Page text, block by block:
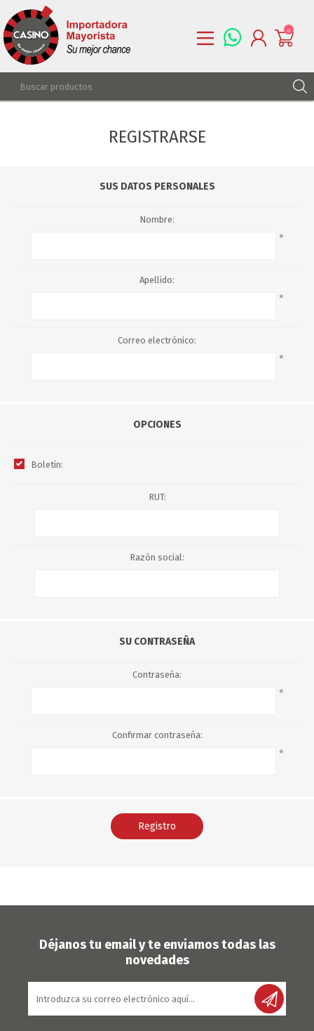
0
REGISTRARSE
SUS DATOS PERSONALES
Nombre:
*
Apellido:
*
Correo electrónico:
*
OPCIONES
Boletín:
RUT:
Razón social:
SU CONTRASEÑA
Contraseña:
*
Confirmar contraseña:
*
Déjanos tu email y te enviamos todas las
novedades